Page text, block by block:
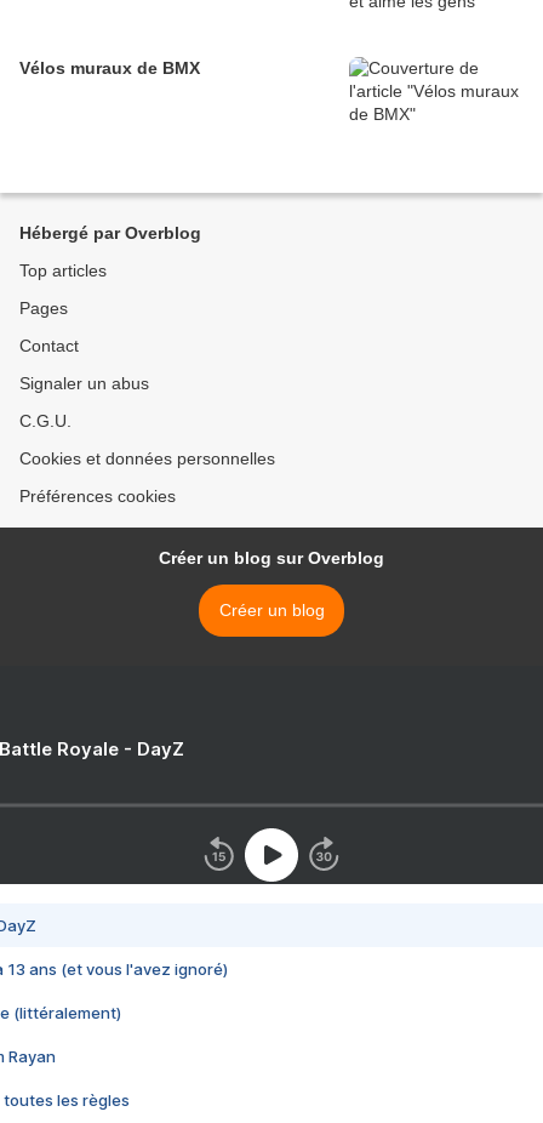
Vélos muraux de BMX
Hébergé par Overblog
Top articles
Pages
Contact
Signaler un abus
C.G.U.
Cookies et données personnelles
Préférences cookies
Créer un blog sur Overblog
Créer un blog
Royale - DayZ
13 ans (et vous l'avez ignoré)
(littéralement)
Rayan
toutes les règles